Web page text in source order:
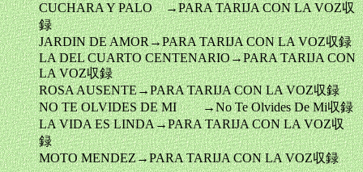
CUCHARA Y PALO →PARA TARIJA CON LA VOZ収
録
JARDIN DE AMOR→PARA TARIJA CON LA VOZ収録
LA DEL CUARTO CENTENARIO→PARA TARIJA CON
LA VOZ収録
ROSA AUSENTE→PARA TARIJA CON LA VOZ収録
NO TE OLVIDES DE MI →No Te Olvides De Mi収録
LA VIDA ES LINDA→PARA TARIJA CON LA VOZ収
録
MOTO MENDEZ→PARA TARIJA CON LA VOZ収録